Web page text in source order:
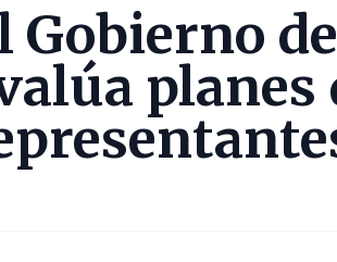
Gobierno
planes